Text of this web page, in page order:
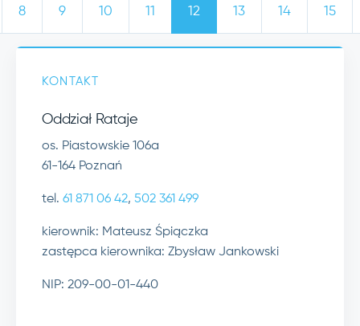
8 9 10 11 12 13 14 15
KONTAKT
Oddział Rataje
os. Piastowskie 106a
61-164 Poznań
tel. 61 871 06 42, 502 361 499
kierownik: Mateusz Śpiączka
zastępca kierownika: Zbysław Jankowski
NIP: 209-00-01-440